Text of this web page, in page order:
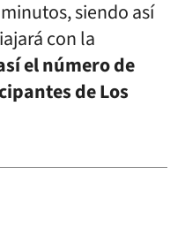
siendo así
con la
el número de
de Los